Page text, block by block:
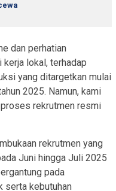
dan perhatian
kerja lokal, terhadap
yang ditargetkan mulai
2025. Namun, kami
rekrutmen resmi
rekrutmen yang
Juni hingga Juli 2025
pada
serta kebutuhan